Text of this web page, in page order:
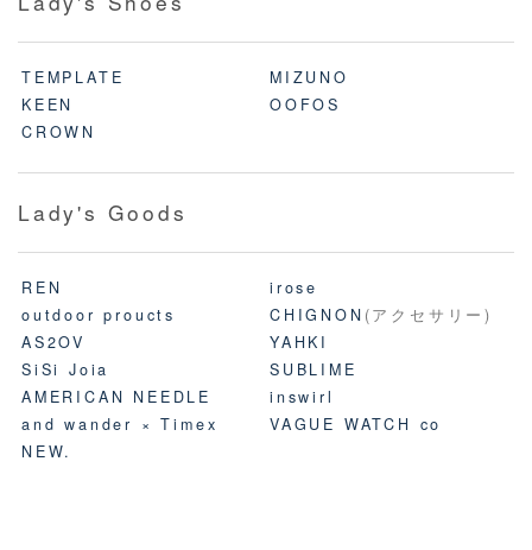
TEMPLATE
MIZUNO
KEEN
OOFOS
CROWN
Lady's Goods
REN
irose
outdoor proucts
CHIGNON (アクセサリー)
AS2OV
YAHKI
SiSi Joia
SUBLIME
AMERICAN NEEDLE
inswirl
and wander × Timex
VAGUE WATCH co
NEW.